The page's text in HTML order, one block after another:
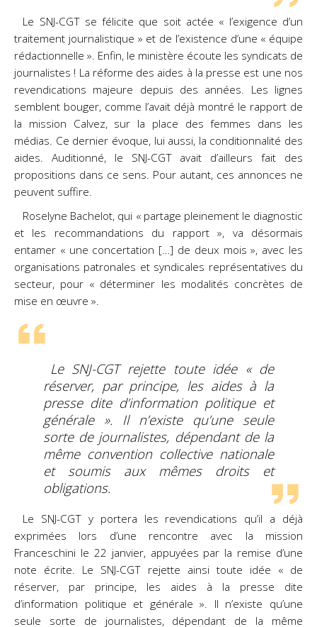
Le SNJ-CGT se félicite que soit actée « l’exigence d’un
traitement journalistique » et de l’existence d’une « équipe
rédactionnelle ». Enfin, le ministère écoute les syndicats de
journalistes ! La réforme des aides à la presse est une nos
revendications majeure depuis des années. Les lignes
semblent bouger, comme l’avait déjà montré le rapport de
la mission Calvez, sur la place des femmes dans les
médias. Ce dernier évoque, lui aussi, la conditionnalité des
aides. Auditionné, le SNJ-CGT avait d’ailleurs fait des
propositions dans ce sens. Pour autant, ces annonces ne
peuvent suffire.
Roselyne Bachelot, qui « partage pleinement le diagnostic
et les recommandations du rapport », va désormais
entamer « une concertation […] de deux mois », avec les
organisations patronales et syndicales représentatives du
secteur, pour « déterminer les modalités concrètes de
mise en œuvre ».
Le SNJ-CGT rejette toute idée « de
réserver, par principe, les aides à la
presse dite d’information politique et
générale ». Il n’existe qu’une seule
sorte de journalistes, dépendant de la
même convention collective nationale
et soumis aux mêmes droits et
obligations.
Le SNJ-CGT y portera les revendications qu’il a déjà
exprimées lors d’une rencontre avec la mission
Franceschini le 22 janvier, appuyées par la remise d’une
note écrite. Le SNJ-CGT rejette ainsi toute idée « de
réserver, par principe, les aides à la presse dite
d’information politique et générale ». Il n’existe qu’une
seule sorte de journalistes, dépendant de la même